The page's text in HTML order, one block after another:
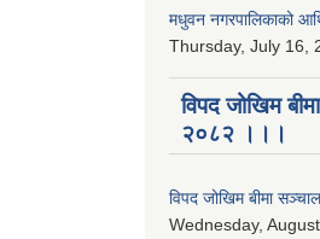
मधुवन नगरपालिकाको
Thursday, July 16,
विपद जोखिम
२०८२ ।।।
विपद जोखिम बीमा
Wednesday,